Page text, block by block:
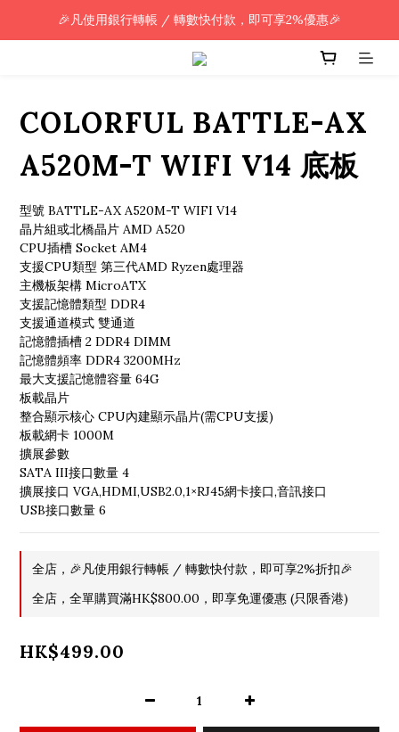
🎉凡使用銀行轉帳 / 轉數快付款，即可享2%優惠🎉
🎉凡使用銀行轉帳 / 轉數快付款，即可享2%優惠🎉
全單購買滿HK$800.00，即享免運優惠 (只限香港)
COLORFUL BATTLE-AX
A520M-T WIFI V14 底板
型號 BATTLE-AX A520M-T WIFI V14
晶片組或北橋晶片 AMD A520
CPU插槽 Socket AM4
支援CPU類型 第三代AMD Ryzen處理器
主機板架構 MicroATX
支援記憶體類型 DDR4
支援通道模式 雙通道
記憶體插槽 2 DDR4 DIMM
記憶體頻率 DDR4 3200MHz
最大支援記憶體容量 64G
板載晶片
整合顯示核心 CPU內建顯示晶片(需CPU支援)
板載網卡 1000M
擴展參數
SATA III接口數量 4
擴展接口 VGA,HDMI,USB2.0,1×RJ45網卡接口,音訊接口
USB接口數量 6
全店，🎉凡使用銀行轉帳 / 轉數快付款，即可享2%折扣🎉
全店，全單購買滿HK$800.00，即享免運優惠 (只限香港)
HK$499.00